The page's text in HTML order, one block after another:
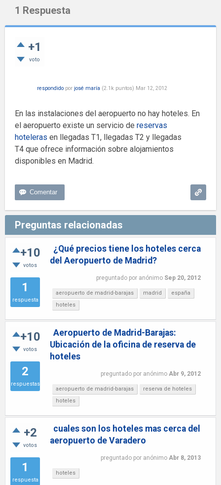
1 Respuesta
+1
voto
respondido por josé maría (2.1k puntos) Mar 12, 2012
En las instalaciones del aeropuerto no hay hoteles. En
el aeropuerto existe un servicio de reservas
hoteleras en llegadas T1, llegadas T2 y llegadas
T4 que ofrece información sobre alojamientos
disponibles en Madrid.
Preguntas relacionadas
+10
votos
1
respuesta
¿Qué precios tiene los hoteles cerca
del Aeropuerto de Madrid?
preguntado por anónimo Sep 20, 2012
aeropuerto de madrid-barajas madrid
españa
hoteles
+10
votos
2
respuestas
Aeropuerto de Madrid-Barajas:
Ubicación de la oficina de reserva de
hoteles
preguntado por anónimo Abr 9, 2012
aeropuerto de madrid-barajas
reserva de hoteles
hoteles
+2
votos
1
respuesta
cuales son los hoteles mas cerca del
aeropuerto de Varadero
preguntado por anónimo Abr 8, 2013
hoteles